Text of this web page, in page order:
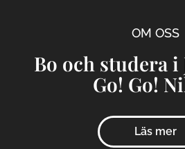
OM OSS
Bo och studera i
Go! Go!
Läs mer